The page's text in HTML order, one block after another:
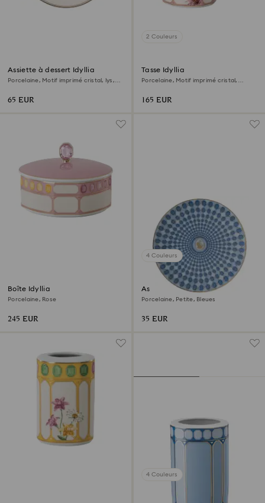
Assiette à dessert Idyllia
Porcelaine, Motif imprimé cristal, lys,
65 EUR
2 Couleurs
Tasse Idyllia
Porcelaine, Motif imprimé cristal,
165 EUR
Boîte Idyllia
Porcelaine, Rose
245 EUR
4 Couleurs
Assiette Signum
Porcelaine, Petite, Bleues
35 EUR
4 Couleurs